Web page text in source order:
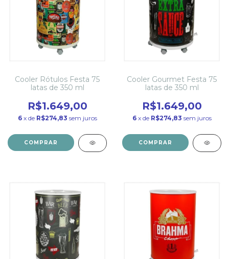
Cooler Rótulos Festa 75
latas de 350 ml
R$1.649,00
6 x de R$274,83 sem juros
Cooler Gourmet Festa 75
latas de 350 ml
R$1.649,00
6 x de R$274,83 sem juros